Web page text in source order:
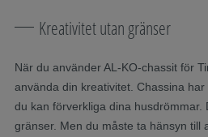
Kreativitet utan gränser
När du använder AL-KO-chassit för
använda din kreativitet. Chassina har
du kan förverkliga dina husdrömmar.
gränser. Men du måste ta hänsyn till